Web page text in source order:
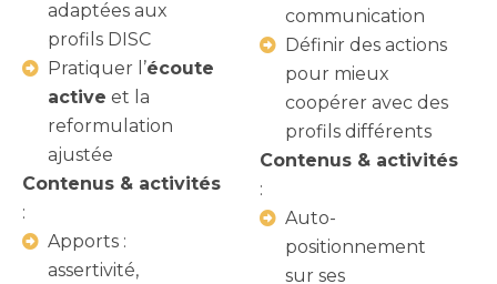
adaptées aux
profils DISC
Pratiquer l’écoute
active et la
reformulation
ajustée
Contenus & activités
:
Apports :
assertivité,
communication
Définir des actions
pour mieux
coopérer avec des
profils différents
Contenus & activités
:
Auto-
positionnement
sur ses